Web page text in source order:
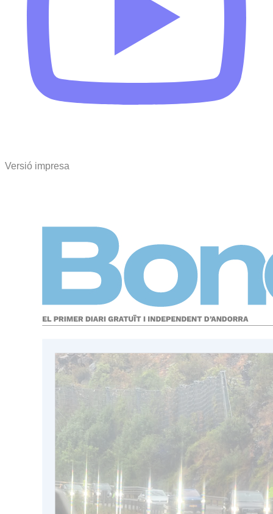
Versió impresa